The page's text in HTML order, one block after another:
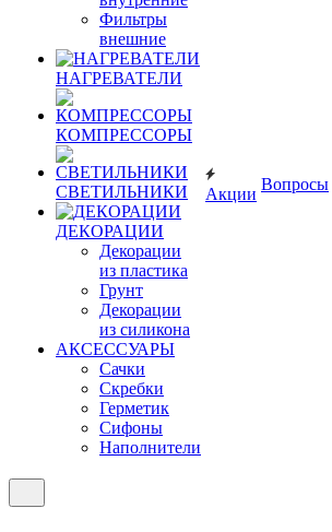
Фильтры
внешние
НАГРЕВАТЕЛИ
КОМПРЕССОРЫ
СВЕТИЛЬНИКИ
ДЕКОРАЦИИ
Декорации
из пластика
Грунт
Декорации
из силикона
АКСЕССУАРЫ
Сачки
Скребки
Герметик
Сифоны
Наполнители
Акции
Вопросы